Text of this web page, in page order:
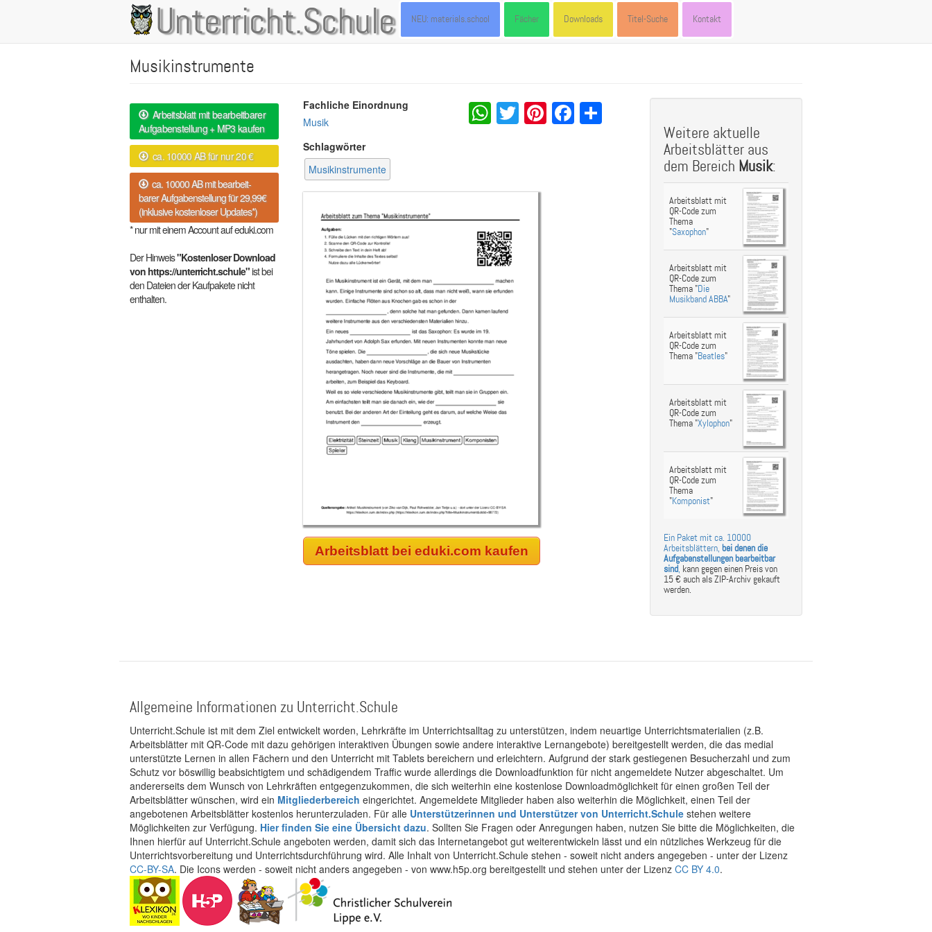
Unterricht.Schule
Main
navigation
NEU: materials.school Fächer Downloads Titel-Suche Kontakt
Musikinstrumente
Arbeitsblatt mit bearbeitbarer
Aufgabenstellung + MP3 kaufen
ca. 10000 AB für nur 20 €
ca. 10000 AB mit bearbeit-
barer Aufgabenstellung für 29,99€
(inklusive kostenloser Updates*)
* nur mit einem Account auf eduki.com
Der Hinweis"Kostenloser Download
von https://unterricht.schule"ist bei
den Dateien der Kaufpakete nicht
enthalten.
Fachliche Einordnung
Musik
Schlagwörter
Musikinstrumente
WhatsApp
Twitter
Pinterest
Facebook
Share
Arbeitsblatt bei eduki.com kaufen
Weitere aktuelle
Arbeitsblätter aus
dem Bereich Musik:
Arbeitsblatt mit
QR-Code zum
Thema
"Saxophon"
Arbeitsblatt mit
QR-Code zum
Thema "Die
Musikband ABBA"
Arbeitsblatt mit
QR-Code zum
Thema "Beatles"
Arbeitsblatt mit
QR-Code zum
Thema "Xylophon"
Arbeitsblatt mit
QR-Code zum
Thema
"Komponist"
Ein Paket mit ca. 10000
Arbeitsblättern, bei denen die
Aufgabenstellungen bearbeitbar
sind, kann gegen einen Preis von
15 € auch als ZIP-Archiv gekauft
werden.
Allgemeine Informationen zu Unterricht.Schule
Unterricht.Schule ist mit dem Ziel entwickelt worden, Lehrkräfte im Unterrichtsalltag zu unterstützen, indem neuartige Unterrichtsmaterialien (z.B.
Arbeitsblätter mit QR-Code mit dazu gehörigen interaktiven Übungen sowie andere interaktive Lernangebote) bereitgestellt werden, die das medial
unterstützte Lernen in allen Fächern und den Unterricht mit Tablets bereichern und erleichtern. Aufgrund der stark gestiegenen Besucherzahl und zum
Schutz vor böswillig beabsichtigtem und schädigendem Traffic wurde allerdings die Downloadfunktion für nicht angemeldete Nutzer abgeschaltet. Um
andererseits dem Wunsch von Lehrkräften entgegenzukommen, die sich weiterhin eine kostenlose Downloadmöglichkeit für einen großen Teil der
Arbeitsblätter wünschen, wird ein Mitgliederbereich eingerichtet. Angemeldete Mitglieder haben also weiterhin die Möglichkeit, einen Teil der
angebotenen Arbeitsblätter kostenlos herunterzuladen. Für alle Unterstützerinnen und Unterstützer von Unterricht.Schule stehen weitere
Möglichkeiten zur Verfügung. Hier finden Sie eine Übersicht dazu. Sollten Sie Fragen oder Anregungen haben, nutzen Sie bitte die Möglichkeiten, die
Ihnen hierfür auf Unterricht.Schule angeboten werden, damit sich das Internetangebot gut weiterentwickeln lässt und ein nützliches Werkzeug für die
Unterrichtsvorbereitung und Unterrichtsdurchführung wird. Alle Inhalt von Unterricht.Schule stehen - soweit nicht anders angegeben - unter der Lizenz
CC-BY-SA. Die Icons werden - soweit nicht anders angegeben - von www.h5p.org bereitgestellt und stehen unter der Lizenz CC BY 4.0.